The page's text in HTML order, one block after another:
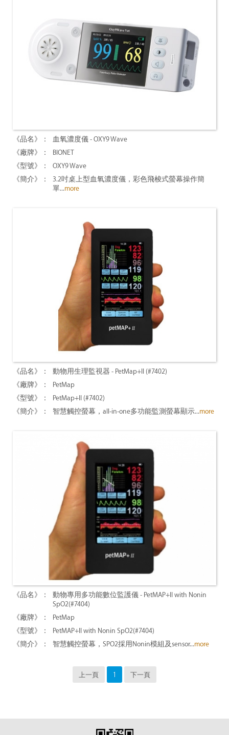
血氧濃度儀 - OXY9 Wave
BIONET
OXY9 Wave
3.2吋桌上型血氧濃度儀，彩色飛梭式螢幕操作簡
單...more
動物用生理監視器 - PetMap+II (#7402)
PetMap
PetMap+II (#7402)
智慧觸控螢幕，all-in-one多功能監測螢幕顯示...more
動物專用多功能數位監護儀 - PetMAP+II with Nonin
SpO2(#7404)
PetMap
PetMAP+II with Nonin SpO2(#7404)
智慧觸控螢幕，SPO2採用Nonin模組及sensor...more
上一頁 1 下一頁